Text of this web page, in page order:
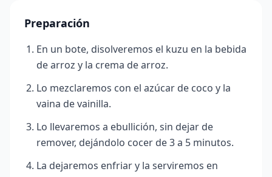
Preparación
En un bote, disolveremos el kuzu en la bebida
de arroz y la crema de arroz.
Lo mezclaremos con el azúcar de coco y la
vaina de vainilla.
Lo llevaremos a ebullición, sin dejar de
remover, dejándolo cocer de 3 a 5 minutos.
La dejaremos enfriar y la serviremos en